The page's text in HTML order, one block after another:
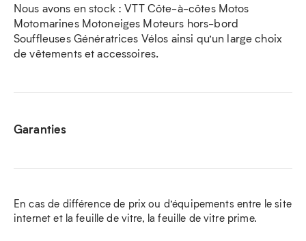
Nous avons en stock : VTT Côte-à-côtes Motos
Motomarines Motoneiges Moteurs hors-bord
Souffleuses Génératrices Vélos ainsi qu’un large choix
de vêtements et accessoires.
Garanties
En cas de différence de prix ou d’équipements entre le site
internet et la feuille de vitre, la feuille de vitre prime.